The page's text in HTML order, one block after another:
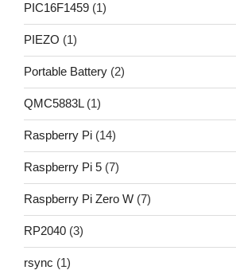
PIC16F1459 (1)
PIEZO (1)
Portable Battery (2)
QMC5883L(1)
Raspberry Pi (14)
Raspberry Pi 5 (7)
Raspberry Pi Zero W (7)
RP2040 (3)
rsync (1)